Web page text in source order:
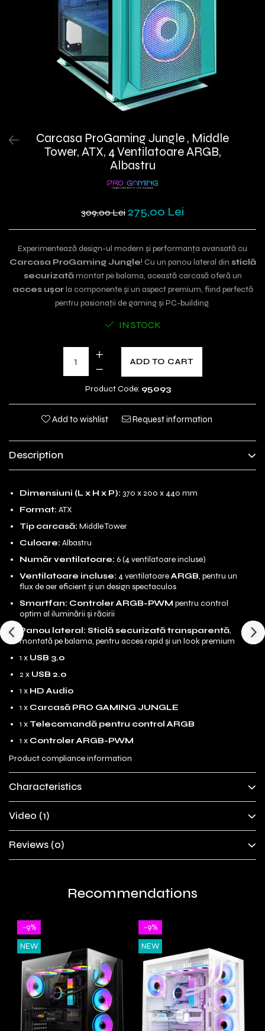
Carcasa ProGaming Jungle , Middle
Tower, ATX, 4 Ventilatoare ARGB,
Albastru
309,00 Lei 275,00 Lei
Experimentează design-ul modern și performanța avansată cu
Carcasa ProGaming Jungle! Cu un panou lateral din sticlă
securizatămontat pe balama, această carcasă oferă un
acces ușorla componente și un aspect premium, fiind perfectă
pentru pasionații de gaming și PC-building.
IN STOCK
ADD TO CART
Product Code: 95093
Add to wishlist Request information
Description
Dimensiuni (L x H x P): 370 x 200 x 440 mm
Format: ATX
Tip carcasă: Middle Tower
Culoare: Albastru
Număr ventilatoare: 6 (4 ventilatoare incluse)
Ventilatoare incluse: 4 ventilatoareARGB, pentru un
flux de aer eficient și un design spectaculos
Smartfan: Controler ARGB-PWM pentru control
optim al iluminării și răcirii
Panou lateral: Sticlă securizată transparentă,
montată pe balama, pentru acces rapid și un look premium
1 x USB 3.0
2 x USB 2.0
1 x HD Audio
1 x Carcasă PRO GAMING JUNGLE
1 x Telecomandă pentru control ARGB
1 x Controler ARGB-PWM
Product compliance information
Characteristics
Video (1)
Reviews (0)
Recommendations
-9%
NEW
-9%
NEW